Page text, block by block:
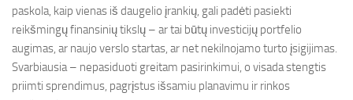
paskola, kaip vienas iš daugelio įrankių, gali padėti pasiekti
reikšmingų finansinių tikslų – ar tai būtų investicijų portfelio
augimas, ar naujo verslo startas, ar net nekilnojamo turto įsigijimas.
Svarbiausia – nepasiduoti greitam pasirinkimui, o visada stengtis
priimti sprendimus, pagrįstus išsamiu planavimu ir rinkos